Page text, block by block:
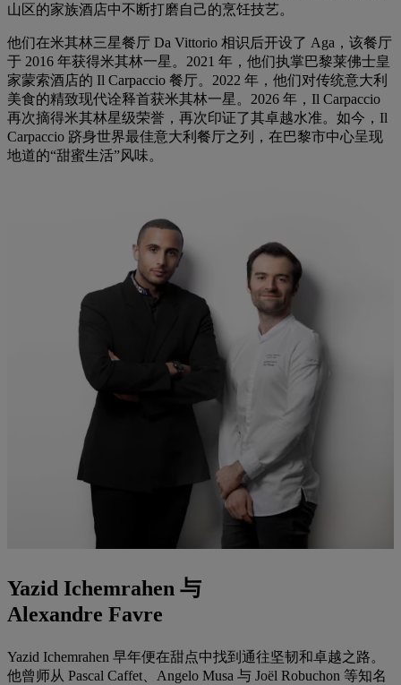
山区的家族酒店中不断打磨自己的烹饪技艺。
他们在米其林三星餐厅 Da Vittorio 相识后开设了 Aga，该餐厅
于 2016 年获得米其林一星。2021 年，他们执掌巴黎莱佛士皇
家蒙索酒店的 Il Carpaccio 餐厅。2022 年，他们对传统意大利
美食的精致现代诠释首获米其林一星。2026 年，Il Carpaccio
再次摘得米其林星级荣誉，再次印证了其卓越水准。如今，Il
Carpaccio 跻身世界最佳意大利餐厅之列，在巴黎市中心呈现
地道的“甜蜜生活”风味。
Yazid Ichemrahen 与
Alexandre Favre
Yazid Ichemrahen 早年便在甜点中找到通往坚韧和卓越之路。
他曾师从 Pascal Caffet、Angelo Musa 与 Joël Robuchon 等知名